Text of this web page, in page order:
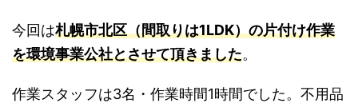
今回は札幌市北区（間取りは1LDK）の片付け作業
を環境事業公社とさせて頂きました。
作業スタッフは3名・作業時間1時間でした。不用品